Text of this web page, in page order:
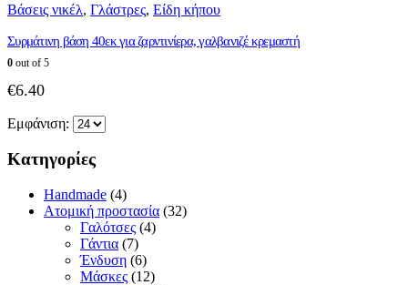
Βάσεις νικέλ, Γλάστρες, Είδη κήπου
Συρμάτινη βάση 40εκ για ζαρντινίερα, γαλβανιζέ κρεμαστή
0 out of 5
€6.40
Εμφάνιση:
Κατηγορίες
Handmade (4)
Ατομική προστασία (32)
Γαλότσες (4)
Γάντια (7)
Ένδυση (6)
Μάσκες (12)